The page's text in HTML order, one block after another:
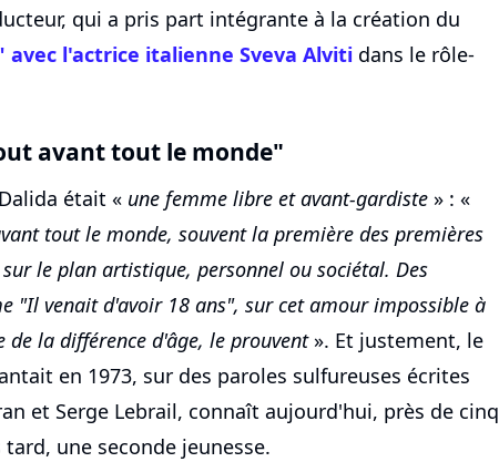
qui a pris part intégrante à la création du
avec l'actrice italienne Sveva Alviti dans le rôle-
avant tout le monde"
était « une femme libre et avant-gardiste » : «
tout le monde, souvent la première des premières
le plan artistique, personnel ou sociétal. Des
"Il venait d'avoir 18 ans", sur cet amour impossible à
de la différence d'âge, le prouvent». Et justement, le
en 1973, sur des paroles sulfureuses écrites
et Serge Lebrail, connaît aujourd'hui, près de cinq
une seconde jeunesse.